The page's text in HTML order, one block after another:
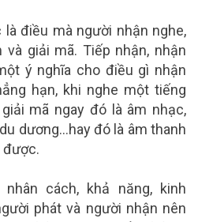
điều mà người nhận nghe,
và giải mã. Tiếp nhận, nhận
ý nghĩa cho điều gì nhận
hạn, khi nghe một tiếng
mã ngay đó là âm nhạc,
dương…hay đó là âm thanh
được.
cách, khả năng, kinh
phát và người nhận nên